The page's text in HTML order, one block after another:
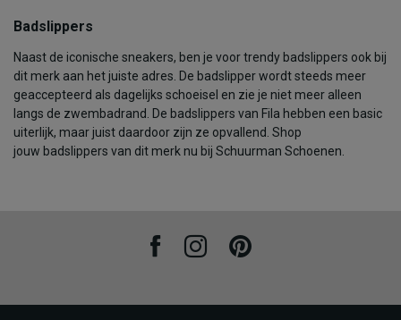
Badslippers
Naast de iconische sneakers, ben je voor trendy badslippers ook bij
dit merk aan het juiste adres. De badslipper wordt steeds meer
geaccepteerd als dagelijks schoeisel en zie je niet meer alleen
langs de zwembadrand. De badslippers van Fila hebben een basic
uiterlijk, maar juist daardoor zijn ze opvallend. Shop
jouw badslippers van dit merk nu bij Schuurman Schoenen.
FacebookInstagramPinterest